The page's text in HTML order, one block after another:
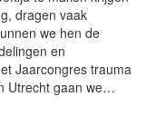
dragen vaak
we hen de
en
Jaarcongres trauma
Utrecht gaan we…